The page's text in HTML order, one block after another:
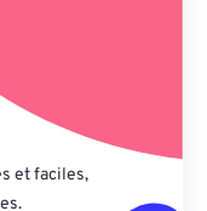
et faciles,